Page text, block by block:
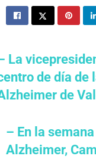
La
de día de
de
– En la
Alzheimer,